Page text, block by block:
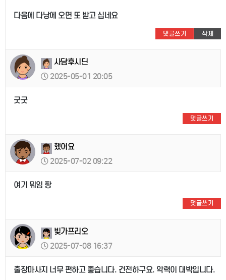
다음에 다낭에 오면 또 받고 십네요
댓글쓰기 삭제
사담후시딘
2025-05-01 20:05
굿굿
댓글쓰기
했어요
2025-07-02 09:22
여기 뭐임 짱
댓글쓰기
빚가프리오
2025-07-08 16:37
출장마사지 너무 편하고 좋습니다. 건전하구요. 악력이 대박입니다.